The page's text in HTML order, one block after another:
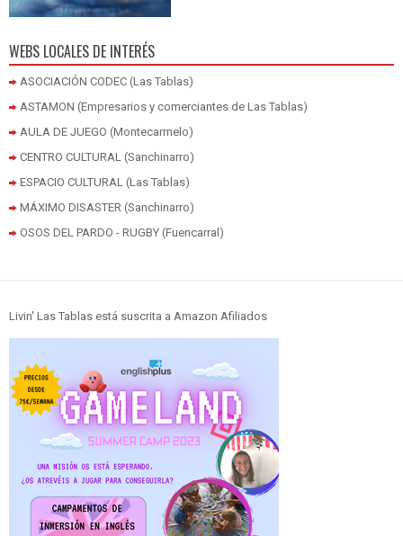
WEBS LOCALES DE INTERÉS
ASOCIACIÓN CODEC (Las Tablas)
ASTAMON (Empresarios y comerciantes de Las Tablas)
AULA DE JUEGO (Montecarmelo)
CENTRO CULTURAL (Sanchinarro)
ESPACIO CULTURAL (Las Tablas)
MÁXIMO DISASTER (Sanchinarro)
OSOS DEL PARDO - RUGBY (Fuencarral)
Livin' Las Tablas está suscrita a Amazon Afiliados